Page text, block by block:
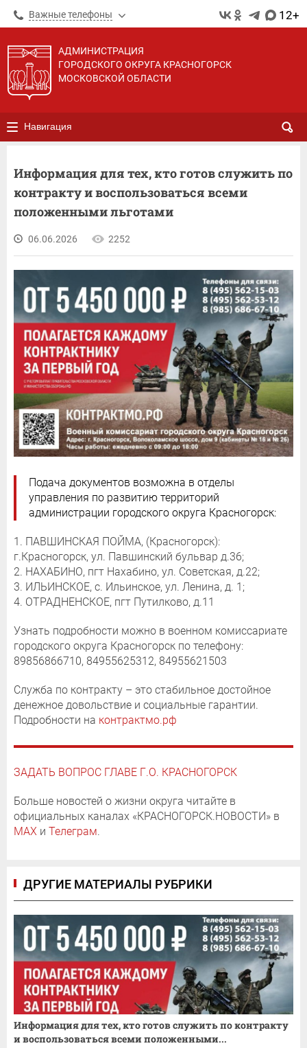
Важные телефоны 12+
АДМИНИСТРАЦИЯ
ГОРОДСКОГО ОКРУГА КРАСНОГОРСК
МОСКОВСКОЙ ОБЛАСТИ
Навигация
Информация для тех, кто готов служить по
контракту и воспользоваться всеми
положенными льготами
06.06.2026 2252
Подача документов возможна в отделы
управления по развитию территорий
администрации городского округа Красногорск:
1. ПАВШИНСКАЯ ПОЙМА, (Красногорск):
г.Красногорск, ул. Павшинский бульвар д.36;
2. НАХАБИНО, пгт Нахабино, ул. Советская, д.22;
3. ИЛЬИНСКОЕ, с. Ильинское, ул. Ленина, д. 1;
4. ОТРАДНЕНСКОЕ, пгт Путилково, д.11
Узнать подробности можно в военном комиссариате
городского округа Красногорск по телефону:
89856866710, 84955625312, 84955621503
Служба по контракту – это стабильное достойное
денежное довольствие и социальные гарантии.
Подробности на контрактмо.рф
ЗАДАТЬ ВОПРОС ГЛАВЕ Г.О. КРАСНОГОРСК
Больше новостей о жизни округа читайте в
официальных каналах «КРАСНОГОРСК.НОВОСТИ» в
MAX и Телеграм.
ДРУГИЕ МАТЕРИАЛЫ РУБРИКИ
Информация для тех, кто готов служить по контракту
и воспользоваться всеми положенными...